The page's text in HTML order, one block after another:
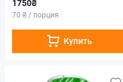
1750₴
70 ₴ / порция
Купить